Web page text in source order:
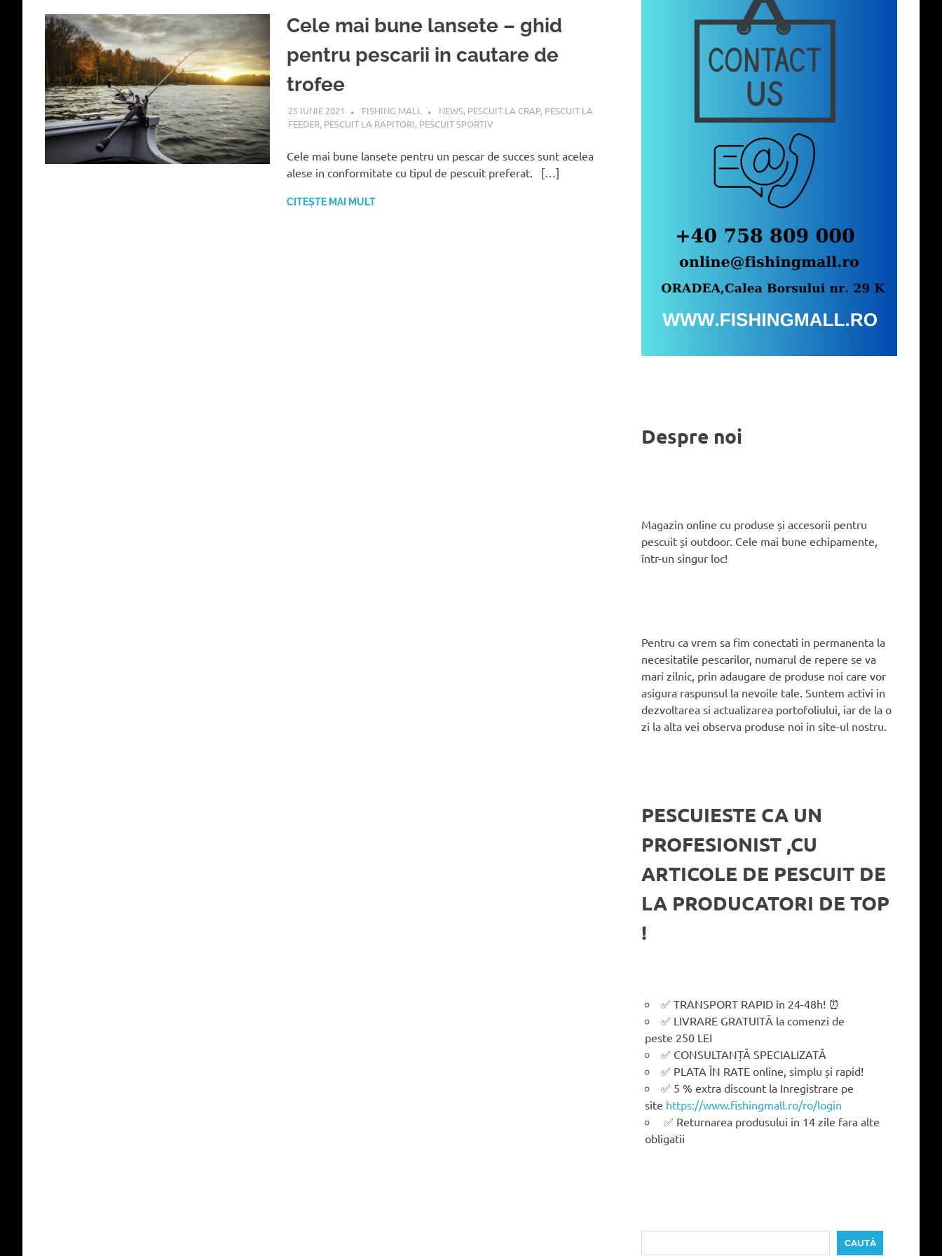
Cele mai bune lansete – ghid
pentru pescarii in cautare de
trofee
25 IUNIE 2021 FISHING MALL NEWS, PESCUIT LA CRAP, PESCUIT LA
FEEDER, PESCUIT LA RAPITORI, PESCUIT SPORTIV
Cele mai bune lansete pentru un pescar de succes sunt acelea
alese in conformitate cu tipul de pescuit preferat. […]
CITEȘTE MAI MULT
Despre noi
Magazin online cu produse și accesorii pentru
pescuit și outdoor. Cele mai bune echipamente,
într-un singur loc!
Pentru ca vrem sa fim conectati in permanenta la
necesitatile pescarilor, numarul de repere se va
mari zilnic, prin adaugare de produse noi care vor
asigura raspunsul la nevoile tale. Suntem activi in
dezvoltarea si actualizarea portofoliului, iar de la o
zi la alta vei observa produse noi in site-ul nostru.
PESCUIESTE CA UN
PROFESIONIST ,CU
ARTICOLE DE PESCUIT DE
LA PRODUCATORI DE TOP
!
✅ TRANSPORT RAPID în 24-48h! ⏰
✅ LIVRARE GRATUITĂ la comenzi de
peste 250 LEI
✅ CONSULTANȚĂ SPECIALIZATĂ
✅ PLATA ÎN RATE online, simplu și rapid!
✅ 5 % extra discount la Inregistrare pe
site https://www.fishingmall.ro/ro/login
✅ Returnarea produsului in 14 zile fara alte
obligatii
CAUTĂ